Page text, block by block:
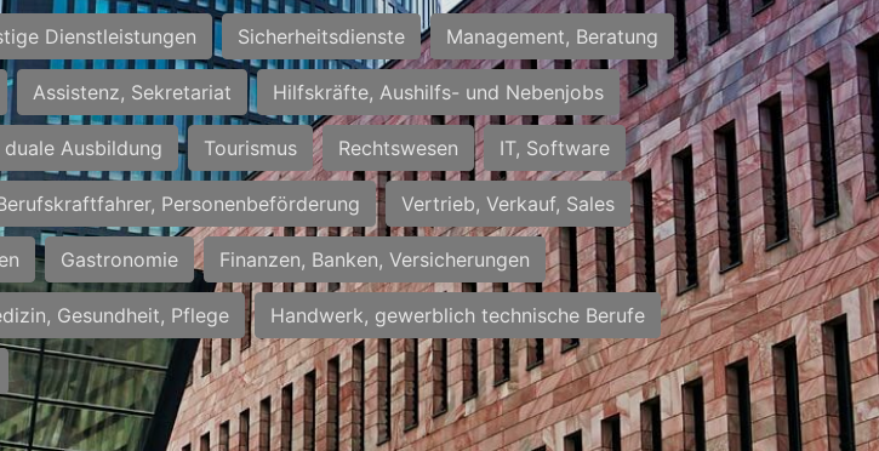
Dienstleistungen Sicherheitsdienste Management, Beratung
Assistenz, Sekretariat Hilfskräfte, Aushilfs- und Nebenjobs
Ausbildung Tourismus Rechtswesen IT, Software
Personenbeförderung Vertrieb, Verkauf, Sales
Gastronomie Finanzen, Banken, Versicherungen
Gesundheit, Pflege Handwerk, gewerblich technische Berufe